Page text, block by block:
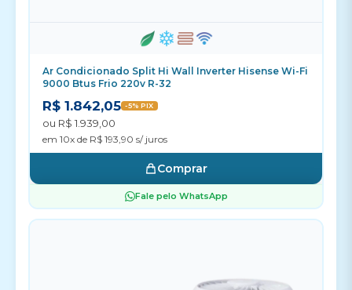
Ar Condicionado Split Hi Wall Inverter Hisense Wi-Fi
9000 Btus Frio 220v R-32
R$ 1.842,05 -5% PIX
ou R$ 1.939,00
em 10x de R$ 193,90 s/ juros
Comprar
Fale pelo WhatsApp